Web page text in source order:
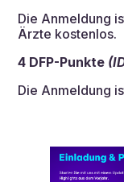
Die Anmeldung
Ärzte kostenlos.
4 DFP-Punkte
Die Anmeldung